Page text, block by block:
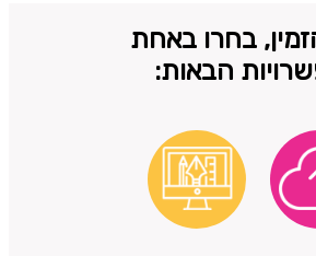
בחרו באחת
הבאות: